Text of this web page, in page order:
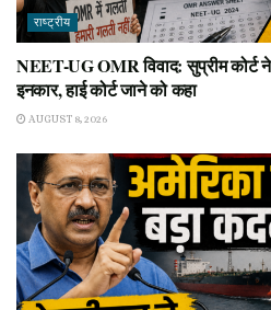
राष्ट्रीय
NEET-UG OMR विवाद: सुप्रीम कोर्ट
इनकार, हाई कोर्ट जाने को कहा
AUGUST 8, 2026